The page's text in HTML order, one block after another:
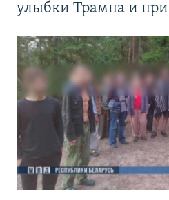
улыбки Трампа и